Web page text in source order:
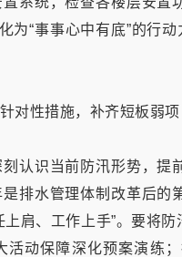
为“事事心中有底”的行
对性措施，补齐短板弱
认识当前防汛形势，
排水管理体制改革后
肩、工作上手”。要将
活动保障深化预案演练